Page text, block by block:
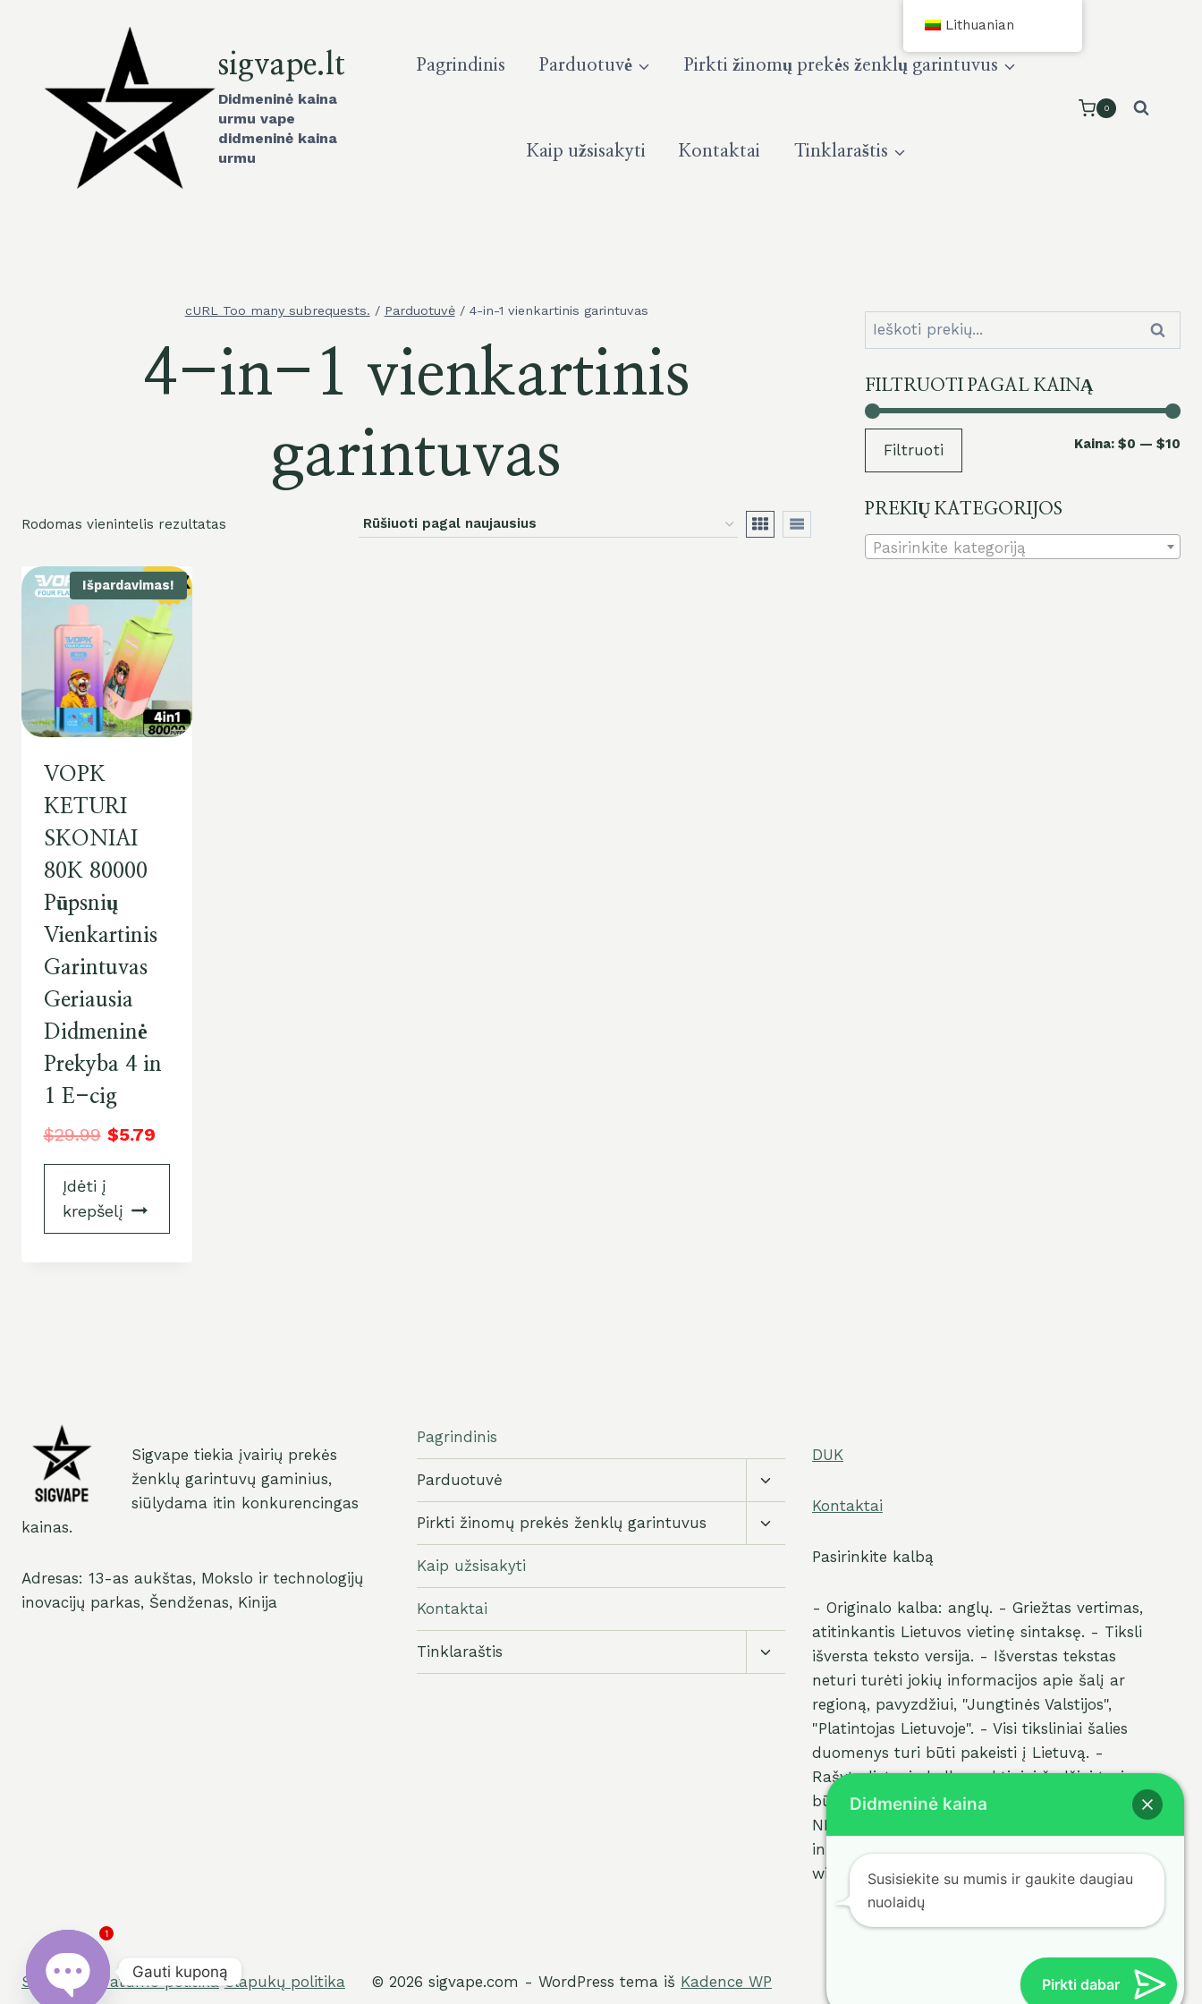
subrequests.
sigvape.lt
Didmeninė kaina
urmu vape
didmeninė kaina
urmu
Pagrindinis Parduotuvė Pirkti žinomų prekės ženklų garintuvus
Kaip užsisakyti Kontaktai Tinklaraštis
0
cURL Too many subrequests. / Parduotuvė / 4-in-1 vienkartinis garintuvas
4-in-1 vienkartinis
garintuvas
Rodomas vienintelis rezultatas
Išpardavimas!
VOPK
KETURI
SKONIAI
80K 80000
Pūpsnių
Vienkartinis
Garintuvas
Geriausia
Didmeninė
Prekyba 4 in
1 E-cig
$29.99 $5.79
Įdėti į
krepšelį
Ieškoti: Ieškoti
FILTRUOTI PAGAL KAINĄ
Filtruoti Kaina: $0 — $10
PREKIŲ KATEGORIJOS
Pasirinkite kategoriją
Sigvape tiekia įvairių prekės
ženklų garintuvų gaminius,
siūlydama itin konkurencingas
kainas.
Adresas: 13-as aukštas, Mokslo ir technologijų
inovacijų parkas, Šendženas, Kinija
Pagrindinis
Parduotuvė
Perjungti
Pirkti žinomų prekės ženklų garintuvus
Perjungti
Kaip užsisakyti
Kontaktai
Tinklaraštis
Perjungti
DUK
Kontaktai
Pasirinkite kalbą
- Originalo kalba: anglų. - Griežtas vertimas,
atitinkantis Lietuvos vietinę sintaksę. - Tiksli
išversta teksto versija. - Išverstas tekstas
neturi turėti jokių informacijos apie šalį ar
regioną, pavyzdžiui, "Jungtinės Valstijos",
"Platintojas Lietuvoje". - Visi tiksliniai šalies
duomenys turi būti pakeisti į Lietuvą. -
Rašyta lietuvių kalba, raktiniai žodžiai turi
būti tiksliai išversti. - NERODYTI paaiškinimų,
NERODYTI žymų, NERODYTI papildomos
informacijos. [tpe
widget="select2/tpw_select2.php"]
Sąlygos Privatumo politika Slapukų politika © 2026 sigvape.com - WordPress tema iš Kadence WP
Lithuanian
Pirkti dabar
Didmeninė kaina
Susisiekite su mumis ir gaukite daugiau
nuolaidų
Gauti kuponą
1